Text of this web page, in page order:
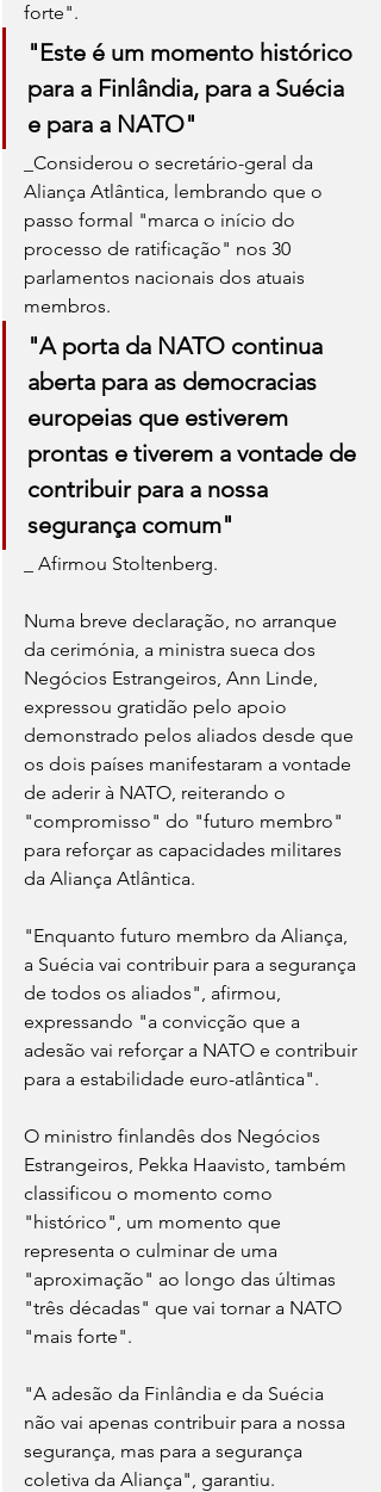
forte".
"Este é um momento histórico
para a Finlândia, para a Suécia
e para a NATO"
_Considerou o secretário-geral da
Aliança Atlântica, lembrando que o
passo formal "marca o início do
processo de ratificação" nos 30
parlamentos nacionais dos atuais
membros.
"A porta da NATO continua
aberta para as democracias
europeias que estiverem
prontas e tiverem a vontade de
contribuir para a nossa
segurança comum"
_ Afirmou Stoltenberg.
Numa breve declaração, no arranque
da cerimónia, a ministra sueca dos
Negócios Estrangeiros, Ann Linde,
expressou gratidão pelo apoio
demonstrado pelos aliados desde que
os dois países manifestaram a vontade
de aderir à NATO, reiterando o
"compromisso" do "futuro membro"
para reforçar as capacidades militares
da Aliança Atlântica.
"Enquanto futuro membro da Aliança,
a Suécia vai contribuir para a segurança
de todos os aliados", afirmou,
expressando "a convicção que a
adesão vai reforçar a NATO e contribuir
para a estabilidade euro-atlântica".
O ministro finlandês dos Negócios
Estrangeiros, Pekka Haavisto, também
classificou o momento como
"histórico", um momento que
representa o culminar de uma
"aproximação" ao longo das últimas
"três décadas" que vai tornar a NATO
"mais forte".
"A adesão da Finlândia e da Suécia
não vai apenas contribuir para a nossa
segurança, mas para a segurança
coletiva da Aliança", garantiu.